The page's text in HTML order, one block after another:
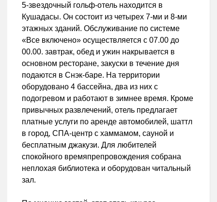
5-звездочный гольф-отель находится в
Кушадасы. Он состоит из четырех 7-ми и 8-ми
этажных зданий. Обслуживание по системе
«Все включено» осуществляется с 07.00 до
00.00. завтрак, обед и ужин накрывается в
основном ресторане, закуски в течение дня
подаются в Снэк-баре. На территории
оборудовано 4 бассейна, два из них с
подогревом и работают в зимнее время. Кроме
привычных развлечений, отель предлагает
платные услуги по аренде автомобилей, шаттл
в город, СПА-центр с хаммамом, сауной и
бесплатным джакузи. Для любителей
спокойного времяпрепровождения собрана
неплохая библиотека и оборудован читальный
зал.